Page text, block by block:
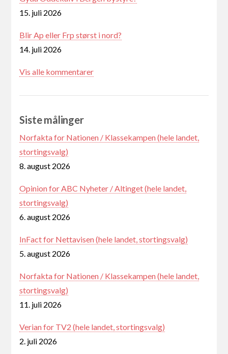
15. juli 2026
Blir Ap eller Frp størst i nord?
14. juli 2026
Vis alle kommentarer
Siste målinger
Norfakta for Nationen / Klassekampen (hele landet,
stortingsvalg)
8. august 2026
Opinion for ABC Nyheter / Altinget (hele landet,
stortingsvalg)
6. august 2026
InFact for Nettavisen (hele landet, stortingsvalg)
5. august 2026
Norfakta for Nationen / Klassekampen (hele landet,
stortingsvalg)
11. juli 2026
Verian for TV2 (hele landet, stortingsvalg)
2. juli 2026